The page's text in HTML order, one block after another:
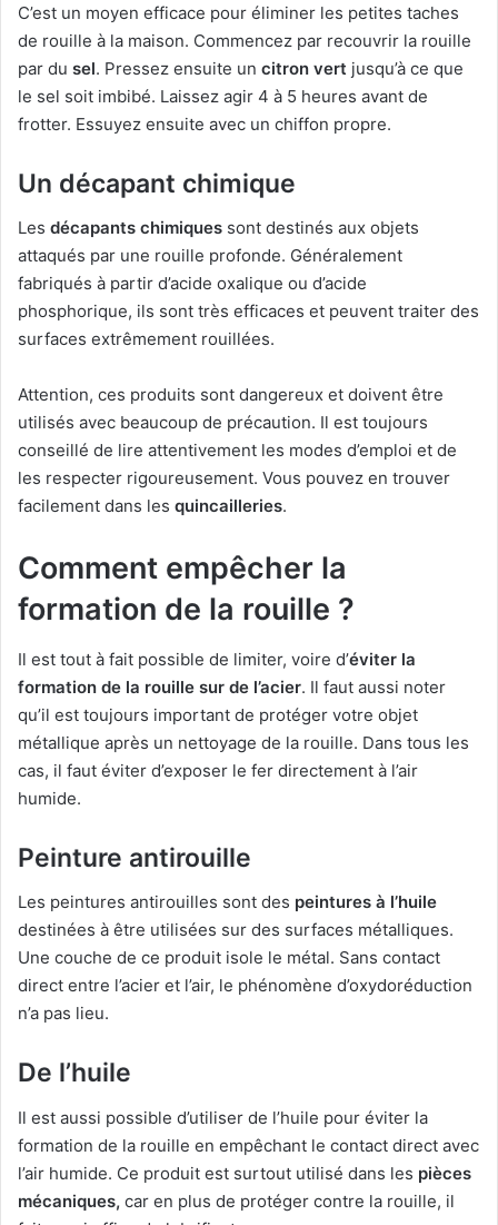
C’est un moyen efficace pour éliminer les petites taches
de rouille à la maison. Commencez par recouvrir la rouille
par du sel. Pressez ensuite un citron vert jusqu’à ce que
le sel soit imbibé. Laissez agir 4 à 5 heures avant de
frotter. Essuyez ensuite avec un chiffon propre.
Un décapant chimique
Les décapants chimiques sont destinés aux objets
attaqués par une rouille profonde. Généralement
fabriqués à partir d’acide oxalique ou d’acide
phosphorique, ils sont très efficaces et peuvent traiter des
surfaces extrêmement rouillées.
Attention, ces produits sont dangereux et doivent être
utilisés avec beaucoup de précaution. Il est toujours
conseillé de lire attentivement les modes d’emploi et de
les respecter rigoureusement. Vous pouvez en trouver
facilement dans les quincailleries.
Comment empêcher la
formation de la rouille ?
Il est tout à fait possible de limiter, voire d’éviter la
formation de la rouille sur de l’acier. Il faut aussi noter
qu’il est toujours important de protéger votre objet
métallique après un nettoyage de la rouille. Dans tous les
cas, il faut éviter d’exposer le fer directement à l’air
humide.
Peinture antirouille
Les peintures antirouilles sont des peintures à l’huile
destinées à être utilisées sur des surfaces métalliques.
Une couche de ce produit isole le métal. Sans contact
direct entre l’acier et l’air, le phénomène d’oxydoréduction
n’a pas lieu.
De l’huile
Il est aussi possible d’utiliser de l’huile pour éviter la
formation de la rouille en empêchant le contact direct avec
l’air humide. Ce produit est surtout utilisé dans les pièces
mécaniques, car en plus de protéger contre la rouille, il